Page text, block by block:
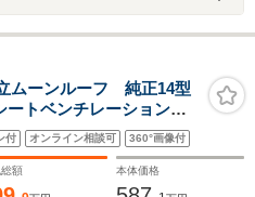
ーンルーフ 純正14型
トベンチレーション
ッド Bluetooth
型充電 デジタルインナ
付 オンライン相談可 360°画像付
額 本体価格